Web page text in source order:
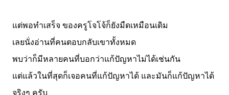
แต่พอทำเสร็จ ของครูโจโจ้ก็ยังมืดเหมือนเดิม
เลยนั่งอ่านที่คนตอบกลับเขาทั้งหมด
พบว่าก็มีหลายคนที่บอกว่าแก้ปัญหาไม่ได้เช่นกัน
แต่แล้วในที่สุดก็เจอคนที่แก้ปัญหาได้ และมันก็แก้ปัญหาได้
จริงๆ ครับ